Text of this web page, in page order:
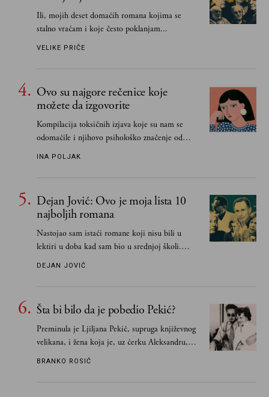
Ili, mojih deset domaćih romana kojima se
stalno vraćam i koje često poklanjam...
VELIKE PRIČE
Ovo su najgore rečenice koje
možete da izgovorite
Kompilacija toksičnih izjava koje su nam se
odomaćile i njihovo psihološko značenje od
INA POLJAK
Dejan Jović: Ovo je moja lista 10
najboljih romana
Nastojao sam istaći romane koji nisu bili u
lektiri u doba kad sam bio u srednjoj školi.
Smatrao sam da su "klasici" već dovoljno
DEJAN JOVIĆ
Šta bi bilo da je pobedio Pekić?
Preminula je Ljiljana Pekić, supruga književnog
velikana, i žena koja je, uz ćerku Aleksandru,
vodila računa o zaostavštini pisca. Ovu priču o
BRANKO ROSIĆ